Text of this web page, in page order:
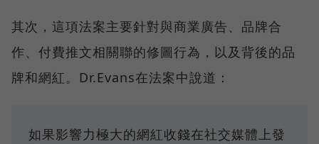
其次，這項法案主要針對與商業廣告、品牌合
作、付費推文相關聯的修圖行為，以及背後的品
牌和網紅。Dr.Evans在法案中說道：
如果影響力極大的網紅收錢在社交媒體上發